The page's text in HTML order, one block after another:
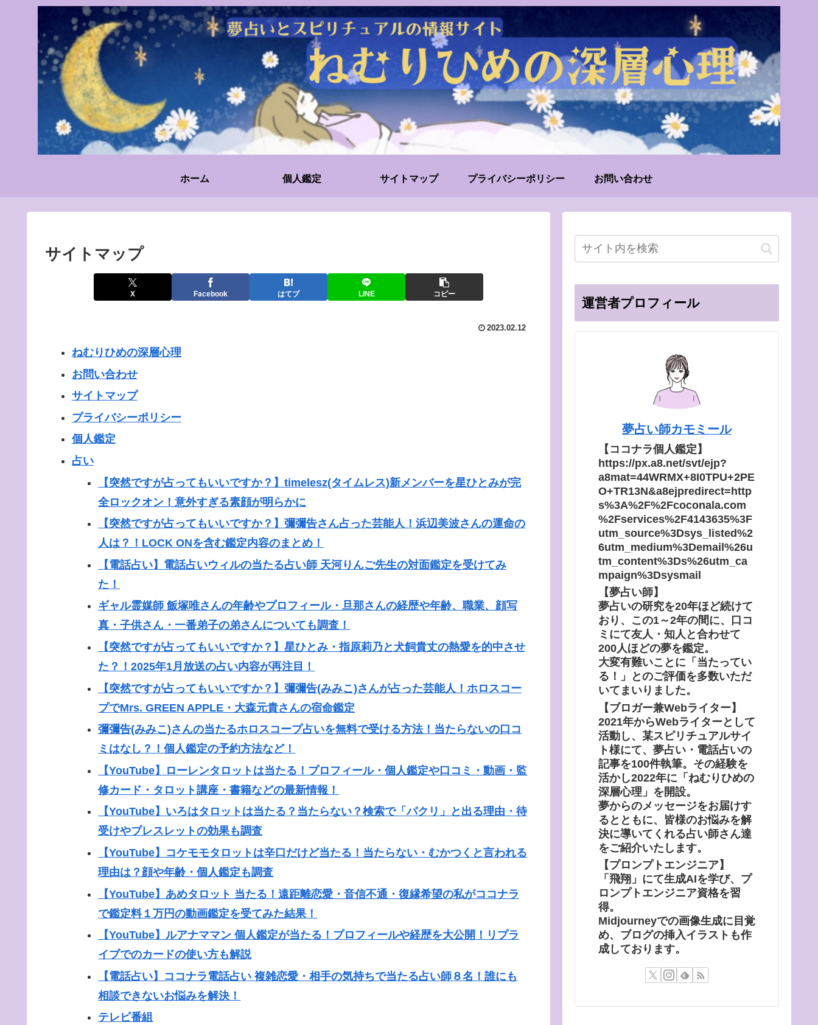
ホーム 個人鑑定 サイトマップ プライバシーポリシー お問い合わせ
サイトマップ
X Facebook はてブ LINE コピー
2023.02.12
ねむりひめの深層心理
お問い合わせ
サイトマップ
プライバシーポリシー
個人鑑定
占い
【突然ですが占ってもいいですか？】timelesz(タイムレス)新メンバーを星ひとみが完
全ロックオン！意外すぎる素顔が明らかに
【突然ですが占ってもいいですか？】彌彌告さん占った芸能人！浜辺美波さんの運命の
人は？！LOCK ONを含む鑑定内容のまとめ！
【電話占い】電話占いウィルの当たる占い師 天河りんご先生の対面鑑定を受けてみ
た！
ギャル霊媒師 飯塚唯さんの年齢やプロフィール・旦那さんの経歴や年齢、職業、顔写
真・子供さん・一番弟子の弟さんについても調査！
【突然ですが占ってもいいですか？】星ひとみ・指原莉乃と犬飼貴丈の熱愛を的中させ
た？！2025年1月放送の占い内容が再注目！
【突然ですが占ってもいいですか？】彌彌告(みみこ)さんが占った芸能人！ホロスコー
プでMrs. GREEN APPLE・大森元貴さんの宿命鑑定
彌彌告(みみこ)さんの当たるホロスコープ占いを無料で受ける方法！当たらないの口コ
ミはなし？！個人鑑定の予約方法など！
【YouTube】ローレンタロットは当たる！プロフィール・個人鑑定や口コミ・動画・監
修カード・タロット講座・書籍などの最新情報！
【YouTube】いろはタロットは当たる？当たらない？検索で「パクリ」と出る理由・待
受けやブレスレットの効果も調査
【YouTube】コケモモタロットは辛口だけど当たる！当たらない・むかつくと言われる
理由は？顔や年齢・個人鑑定も調査
【YouTube】あめタロット 当たる！遠距離恋愛・音信不通・復縁希望の私がココナラ
で鑑定料１万円の動画鑑定を受てみた結果！
【YouTube】ルアナママン 個人鑑定が当たる！プロフィールや経歴を大公開！リプラ
イブでのカードの使い方も解説
【電話占い】ココナラ電話占い 複雑恋愛・相手の気持ちで当たる占い師８名！誰にも
相談できないお悩みを解決！
テレビ番組
運営者プロフィール
夢占い師カモミール
【ココナラ個人鑑定】
https://px.a8.net/svt/ejp?
a8mat=44WRMX+8I0TPU+2PE
O+TR13N&a8ejpredirect=http
s%3A%2F%2Fcoconala.com
%2Fservices%2F4143635%3F
utm_source%3Dsys_listed%2
6utm_medium%3Demail%26u
tm_content%3Ds%26utm_ca
mpaign%3Dsysmail
【夢占い師】
夢占いの研究を20年ほど続けて
おり、この1～2年の間に、口コ
ミにて友人・知人と合わせて
200人ほどの夢を鑑定。
大変有難いことに「当たってい
る！」とのご評価を多数いただ
いてまいりました。
【ブロガー兼Webライター】
2021年からWebライターとして
活動し、某スピリチュアルサイ
ト様にて、夢占い・電話占いの
記事を100件執筆。その経験を
活かし2022年に「ねむりひめの
深層心理」を開設。
夢からのメッセージをお届けす
るとともに、皆様のお悩みを解
決に導いてくれる占い師さん達
をご紹介いたします。
【プロンプトエンジニア】
「飛翔」にて生成AIを学び、プ
ロンプトエンジニア資格を習
得。
Midjourneyでの画像生成に目覚
め、ブログの挿入イラストも作
成しております。